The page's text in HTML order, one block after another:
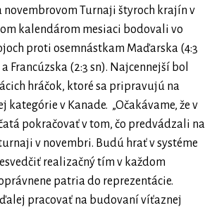
Turnaji štyroch krajín v
kalendárom mesiaci bodovali vo
proti osemnástkam Maďarska (4:3
Francúzska (2:3 sn). Najcennejší bol
hráčok, ktoré sa pripravujú na
kategórie v Kanade. „Očakávame, že v
pokračovať v tom, čo predvádzali na
v novembri. Budú hrať v systéme
realizačný tím v každom
patria do reprezentácie.
pracovať na budovaní víťaznej